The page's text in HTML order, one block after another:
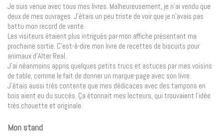
Je suis venue avec tous mes livres. Malheureusement, je n’ai vendu que
deux de mes ouvrages. J’étais un peu triste de voir que je n’avais pas
battu mon record de vente.
Les visiteurs étaient plus intrigués par mon affiche présentant ma
prochaine sortie. C’est-à-dire mon livre de recettes de biscuits pour
animaux d’Alter Real.
J’ai néanmoins appris quelques petits trucs et astuces par mes voisins
de table, comme le fait de donner un marque-page avec son livre.
J’étais aussi très contente que mes dédicaces avec des tampons en
bois aient eu du succès. Ça étonnait mes lecteurs, qui trouvaient l’idée
très chouette et originale.
Mon stand